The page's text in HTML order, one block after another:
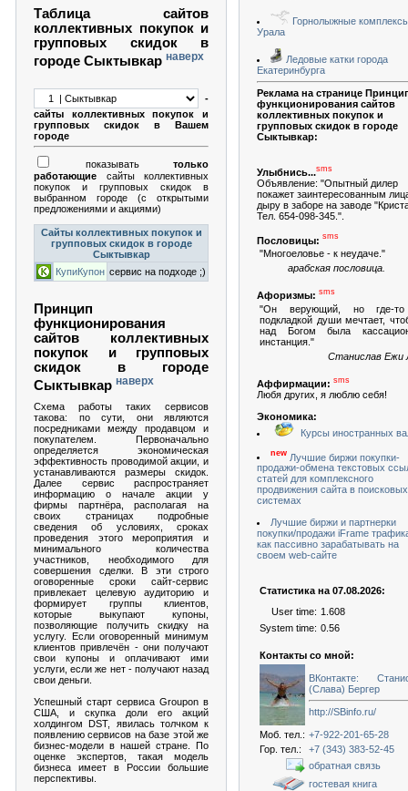
Таблица сайтов
коллективных покупок и
групповых скидок в
городе Сыктывкар наверх
-
сайты коллективных покупок и
групповых скидок в Вашем
городе
показывать только
работающие сайты коллективных
покупок и групповых скидок в
выбранном городе (с открытыми
предложениями и акциями)
Сайты коллективных покупок и
групповых скидок в городе
Сыктывкар
КупиКупон сервис на подходе ;)
Принцип
функционирования
сайтов коллективных
покупок и групповых
скидок в городе
Сыктывкар наверх
Схема работы таких сервисов
такова: по сути, они являются
посредниками между продавцом и
покупателем. Первоначально
определяется экономическая
эффективность проводимой акции, и
устанавливаются размеры скидок.
Далее сервис распространяет
информацию о начале акции у
фирмы партнёра, располагая на
своих страницах подробные
сведения об условиях, сроках
проведения этого мероприятия и
минимального количества
участников, необходимого для
совершения сделки. В эти строго
оговоренные сроки сайт-сервис
привлекает целевую аудиторию и
формирует группы клиентов,
которые выкупают купоны,
позволяющие получить скидку на
услугу. Если оговоренный минимум
клиентов привлечён - они получают
свои купоны и оплачивают ими
услуги, если же нет - получают назад
свои деньги.
Успешный старт сервиса Groupon в
США, и скупка доли его акций
холдингом DST, явилась толчком к
появлению сервисов на базе этой же
бизнес-модели в нашей стране. По
оценке экспертов, такая модель
бизнеса имеет в России большие
перспективы.
Горнолыжные
Урала
Ледовые катки города
Екатеринбурга
Реклама на странице
функционирования сайтов
коллективных покупок и
групповых скидок в городе
Сыктывкар:
Улыбнись...sms
Объявление: "Опытный дилер
покажет заинтеpесованным
дыpy в забоpе на заводе
Тел. 654-098-345.".
Пословицы: sms
"Многоеловье - к неудаче."
арабская пословица.
Афоризмы: sms
"Он верующий, но где-
подкладкой души мечтает,
над Богом была
инстанция."
Станислав Ежи
Аффирмации: sms
Любя других, я люблю себя!
Экономика:
Курсы иностранных
new Лучшие биржи покупки-
продажи-обмена текстовых
статей для комплексного
продвижения сайта в поисковых
системах
Лучшие биржи и партнерки
покупки/продажи iFrame
как пассивно зарабатывать на
своем web-сайте
Статистика на 07.08.2026:
User time: 1.608
System time: 0.56
Контакты со мной:
ВКонтакте:
(Слава) Бергер
http://SBinfo.ru/
Моб. тел.: +7-922-201-65-28
Гор. тел.:
+7 (343) 383-52-45
обратная связь
гостевая книга